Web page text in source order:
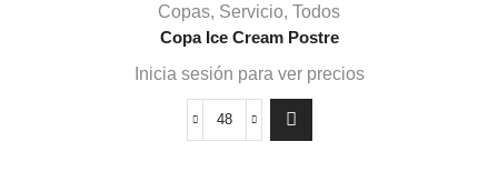
Copas, Servicio, Todos
Copa Ice Cream Postre
Inicia sesión para ver precios